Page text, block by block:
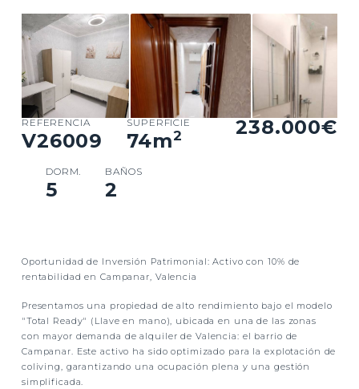
238.000€
REFERENCIA
V26009
SUPERFICIE
74m2
DORM.
5
BAÑOS
2
Oportunidad de Inversión Patrimonial: Activo con 10% de
rentabilidad en Campanar, Valencia
Presentamos una propiedad de alto rendimiento bajo el modelo
"Total Ready" (Llave en mano), ubicada en una de las zonas
con mayor demanda de alquiler de Valencia: el barrio de
Campanar. Este activo ha sido optimizado para la explotación de
coliving, garantizando una ocupación plena y una gestión
simplificada.